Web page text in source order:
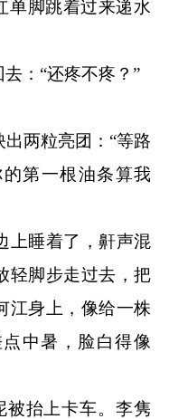
脚跳着过来递水
：“还疼不疼？”
两粒亮团：“等路
第一根油条算我
睡着了，鼾声混
轻脚步走过去，把
江身上，像给一株
中暑，脸白得像
抬上卡车。李隽